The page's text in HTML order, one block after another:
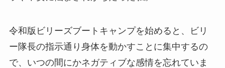
令和版ビリーズブートキャンプを始めると、ビリ
ー隊長の指示通り身体を動かすことに集中するの
で、いつの間にかネガティブな感情を忘れていま